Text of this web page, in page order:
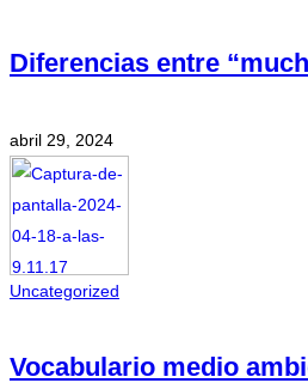
Diferencias entre
abril 29, 2024
Uncategorized
Vocabulario medio